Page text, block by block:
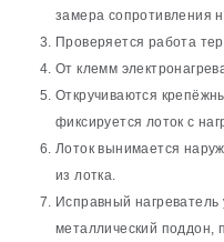
замера сопротивления
Проверяется работа
От клемм
Откручиваются
фиксируется лоток с
Лоток вынимается
из лотка.
Исправный нагреватель
металлический поддон,